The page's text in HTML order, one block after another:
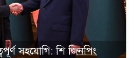
সহযোগি: শি জিনপিং